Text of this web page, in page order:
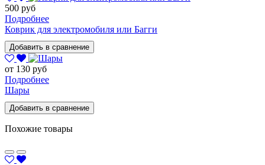
500 руб
Подробнее
Коврик для электромобиля или Багги
Добавить в сравнение
от 130 руб
Подробнее
Шары
Добавить в сравнение
Похожие товары